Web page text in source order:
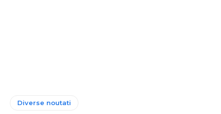
Diverse noutati